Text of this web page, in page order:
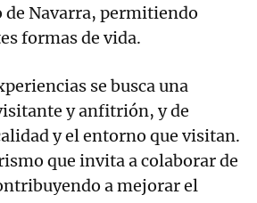
de Navarra, permitiendo
formas de vida.
se busca una
y anfitrión, y de
y el entorno que visitan.
que invita a colaborar de
a mejorar el